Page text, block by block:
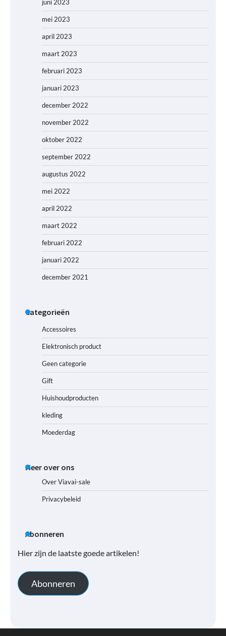
juni 2023
mei 2023
april 2023
maart 2023
februari 2023
januari 2023
december 2022
november 2022
oktober 2022
september 2022
augustus 2022
mei 2022
april 2022
maart 2022
februari 2022
januari 2022
december 2021
Categorieën
Accessoires
Elektronisch product
Geen categorie
Gift
Huishoudproducten
kleding
Moederdag
Meer over ons
Over Viavai-sale
Privacybeleid
Abonneren
Hier zijn de laatste goede artikelen!
Abonneren